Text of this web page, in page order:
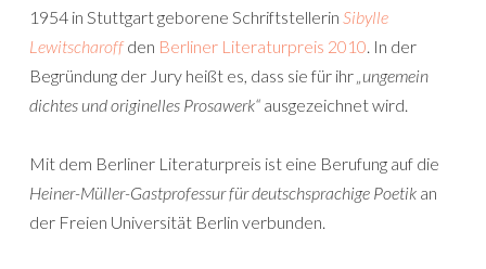
1954 in Stuttgart geborene Schriftstellerin Sibylle
Lewitscharoffden Berliner Literaturpreis 2010. In der
Begründung der Jury heißt es, dass sie für ihr„ungemein
dichtes und originelles Prosawerk“ ausgezeichnet wird.
Mit dem Berliner Literaturpreis ist eine Berufung auf die
Heiner-Müller-Gastprofessur für deutschsprachige Poetik an
der Freien Universität Berlin verbunden.